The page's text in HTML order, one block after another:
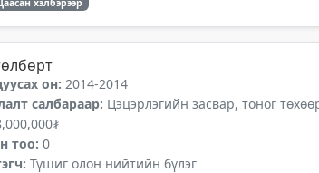
хэлбэрээр
он: 2014-2014
салбараар: Цэцэрлэгийн засвар, тоног
тоо: 0
Түшиг олон нийтийн бүлэг